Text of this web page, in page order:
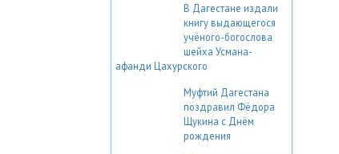
В Дагестане издали
книгу выдающегося
учёного-богослова
шейха Усмана-
афанди Цахурского
Муфтий Дагестана
поздравил Фёдора
Щукина с Днём
рождения